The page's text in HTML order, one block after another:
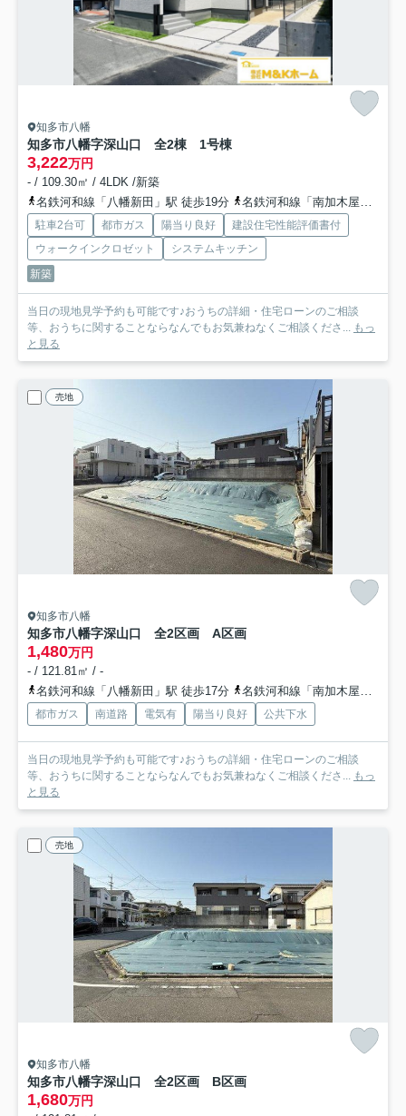
知多市八幡
知多市八幡字深山口 全2棟 1号棟
3,222万円
- / 109.30㎡ / 4LDK /新築
名鉄河和線「八幡新田」駅 徒歩19分
名鉄河和線「南加木屋」駅 徒歩22分
駐車2台可 都市ガス 陽当り良好
建設住宅性能評価書付
ウォークインクロゼット
システムキッチン
新築
当日の現地見学予約も可能です♪おうちの詳細・住宅ローンのご相談
等、おうちに関することならなんでもお気兼ねなくご相談くださ... もっ
と見る
売地
知多市八幡
知多市八幡字深山口 全2区画 A区画
1,480万円
- / 121.81㎡ / -
名鉄河和線「八幡新田」駅 徒歩17分
名鉄河和線「南加木屋」駅 徒歩20分
都市ガス 南道路 電気有 陽当り良好 公共下水
当日の現地見学予約も可能です♪おうちの詳細・住宅ローンのご相談
等、おうちに関することならなんでもお気兼ねなくご相談くださ... もっ
と見る
売地
知多市八幡
知多市八幡字深山口 全2区画 B区画
1,680万円